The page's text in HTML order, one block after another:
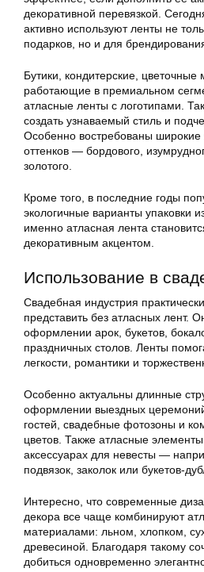
декоративной перевязкой.
активно используют ленты не
подарков, но и для
Бутики, кондитерские, цветочные
работающие в премиальном
атласные ленты с логотипами.
создать узнаваемый стиль и
Особенно востребованы широкие
оттенков — бордового,
золотого.
Кроме того, в последние годы
экологичные варианты упаковки
именно атласная лента
декоративным акцентом.
Использование в
Свадебная индустрия
представить без атласных лент.
оформлении арок, букетов,
праздничных столов. Ленты
легкости, романтики и
Особенно актуальны длинные
оформлении выездных
гостей, свадебные фотозоны и
цветов. Также атласные
аксессуарах для невесты —
подвязок, заколок или букетов-
Интересно, что современные
декора все чаще комбинируют
материалами: льном, хлопком,
древесиной. Благодаря такому
добиться одновременно